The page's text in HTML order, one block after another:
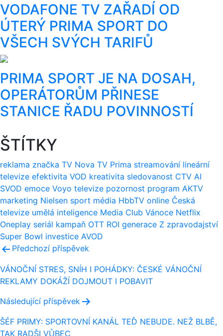
VODAFONE TV ZAŘADÍ OD
ÚTERÝ PRIMA SPORT DO
VŠECH SVÝCH TARIFŮ
PRIMA SPORT JE NA DOSAH,
OPERÁTORŮM PŘINESE
STANICE ŘADU POVINNOSTÍ
ŠTÍTKY
reklama značka TV Nova TV Prima streamování lineární
televize efektivita VOD kreativita sledovanost CTV AI
SVOD emoce Voyo televize pozornost program AKTV
marketing Nielsen sport média HbbTV online Česká
televize umělá inteligence Media Club Vánoce Netflix
Oneplay seriál kampaň OTT ROI generace Z zpravodajství
Super Bowl investice AVOD
Navigace
pro
příspěvek
Předchozí příspěvek
VÁNOČNÍ STRES, SNÍH I POHÁDKY: ČESKÉ VÁNOČNÍ
REKLAMY DOKÁŽÍ DOJMOUT I POBAVIT
Následující příspěvek
ŠÉF PRIMY: SPORTOVNÍ KANÁL TEĎ NEBUDE. NEŽ BLBĚ,
TAK RADŠI VŮBEC